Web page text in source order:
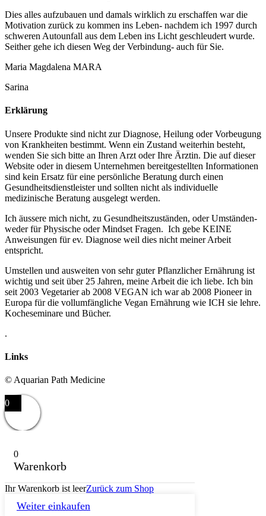
Dies alles aufzubauen und damals wirklich zu erschaffen war die
Motivation zurück zu kommen ins Leben- nachdem ich 1997 durch
schweren Autounfall aus dem Leben ins Licht geschleudert wurde.
Seither gehe ich diesen Weg der Verbindung- auch für Sie.
Maria Magdalena MARA
Sarina
Erklärung
Unsere Produkte sind nicht zur Diagnose, Heilung oder Vorbeugung
von Krankheiten bestimmt. Wenn ein Zustand weiterhin besteht,
wenden Sie sich bitte an Ihren Arzt oder Ihre Ärztin. Die auf dieser
Website oder in diesem Unternehmen bereitgestellten Informationen
sind kein Ersatz für eine persönliche Beratung durch einen
Gesundheitsdienstleister und sollten nicht als individuelle
medizinische Beratung ausgelegt werden.
Ich äussere mich nicht, zu Gesundheitszuständen, oder Umständen-
weder für Physische oder Mindset Fragen. Ich gebe KEINE
Anweisungen für ev. Diagnose weil dies nicht meiner Arbeit
entspricht.
Umstellen und ausweiten von sehr guter Pflanzlicher Ernährung ist
wichtig und seit über 25 Jahren, meine Arbeit die ich liebe. Ich bin
seit 2003 Vegetarier ab 2008 VEGAN ich war ab 2008 Pioneer in
Europa für die vollumfängliche Vegan Ernährung wie ICH sie lehre.
Kocheseminare und Bücher.
.
Links
© Aquarian Path Medicine
0
0
Warenkorb
Ihr Warenkorb ist leerZurück zum Shop
Weiter einkaufen